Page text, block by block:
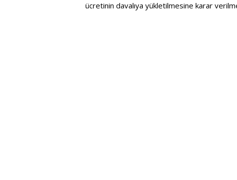
ücretinin davalıya yükletilmesine karar